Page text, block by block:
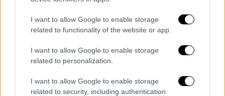
I want to allow Google to enable storage
related to functionality of the website or app.
I want to allow Google to enable storage
related to personalization.
I want to allow Google to enable storage
related to security, including authentication
όζοντος) και τα συσχέτισε με την εξέλιξη
των κρουσμάτων του κορονοϊού, όπως
μεταδίδει το ΑΠΕ-ΜΠΕ. Διαπιστώθηκε ότι
οι ρύποι αύξαναν περισσότερο τον κίνδυνο
λοίμωξης Covid-19 στα άτομα ιδίως άνω των
55 ετών.